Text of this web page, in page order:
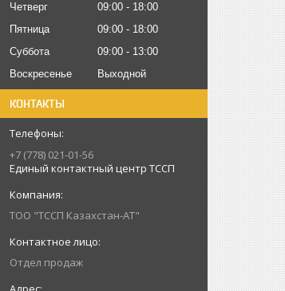
Четверг
09:00
18:00
Пятница
09:00
18:00
Суббота
09:00
13:00
Воскресенье
Выходной
КОНТАКТЫ
+7 (778) 021-01-56
Единый контактный центр ТССП
ТОО "ТССП Казахстан-АТ"
Отдел продаж